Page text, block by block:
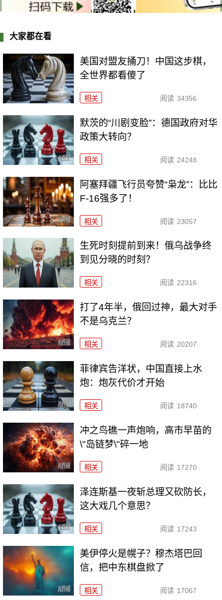
大家都在看
美国对盟友捅刀！中国这步棋，
全世界都看傻了
相关 阅读 34356
默茨的“川剧变脸”：德国政府对华
政策大转向？
相关 阅读 24248
阿塞拜疆飞行员夸赞“枭龙”：比比
F-16强多了！
相关 阅读 23057
生死时刻提前到来！俄乌战争终
到见分晓的时刻？
相关 阅读 22316
打了4年半，俄回过神，最大对手
不是乌克兰？
相关 阅读 20207
菲律宾告洋状，中国直接上水
炮：炮灰代价才开始
相关 阅读 18740
冲之鸟礁一声炮响，高市早苗的
\"岛链梦\"碎一地
相关 阅读 17270
泽连斯基一夜斩总理又砍防长，
这大戏几个意思？
相关 阅读 17243
美伊停火是幌子？穆杰塔巴回
信，把中东棋盘掀了
相关 阅读 17067